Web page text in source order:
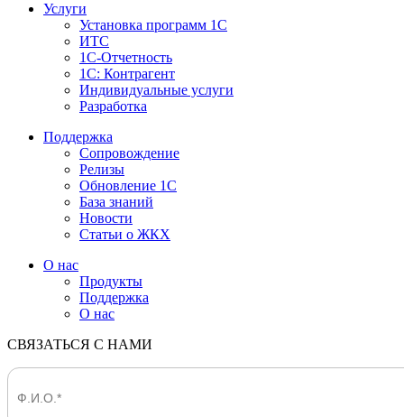
Услуги
Установка программ 1С
ИТС
1С-Отчетность
1С: Контрагент
Индивидуальные услуги
Разработка
Поддержка
Сопровождение
Релизы
Обновление 1С
База знаний
Новости
Статьи о ЖКХ
О нас
Продукты
Поддержка
О нас
СВЯЗАТЬСЯ С НАМИ